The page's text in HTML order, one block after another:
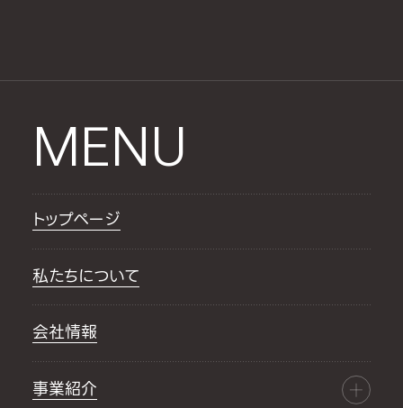
MENU
トップページ
私たちについて
会社情報
事業紹介